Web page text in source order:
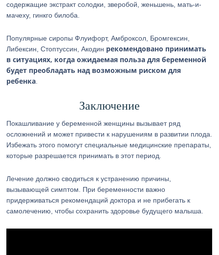
содержащие экстракт солодки, зверобой, женьшень, мать-и-
мачеху, гинкго билоба.
Популярные сиропы Флуифорт, Амброксол, Бромгексин,
Либексин, Стоптуссин, Акодин рекомендовано принимать
в ситуациях, когда ожидаемая польза для беременной
будет преобладать над возможным риском для
ребенка
Заключение
Покашливание у беременной женщины вызывает ряд
осложнений и может привести к нарушениям в развитии плода.
Избежать этого помогут специальные медицинские препараты,
которые разрешается принимать в этот период.
Лечение должно сводиться к устранению причины,
вызывающей симптом. При беременности важно
придерживаться рекомендаций доктора и не прибегать к
самолечению, чтобы сохранить здоровье будущего малыша.